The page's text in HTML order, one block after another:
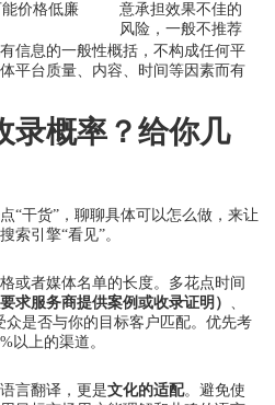
价格低廉
意承担效果不佳的
风险，一般不推荐
信息的一般性概括，不构成任何平
平台质量、内容、时间等因素而有
录概率？给你几
“干货”，聊聊具体可以怎么做，来让
索引擎“看见”。
格或者媒体名单的长度。多花点时间
求服务商提供案例或收录证明） 、
是否与你的目标客户匹配。优先考
以上的渠道。
言翻译，更是文化的适配。避免使